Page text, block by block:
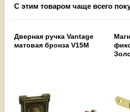
С этим товаром чаще всего
Дверная ручка Vantage
матовая бронза V15M